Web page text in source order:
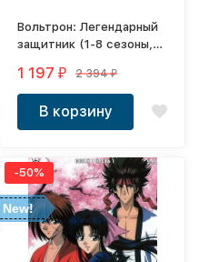
Вольтрон: Легендарный
защитник (1-8 сезоны,
6 DVD-R)
1 197₽ 2 394₽
В корзину
New!
-50%